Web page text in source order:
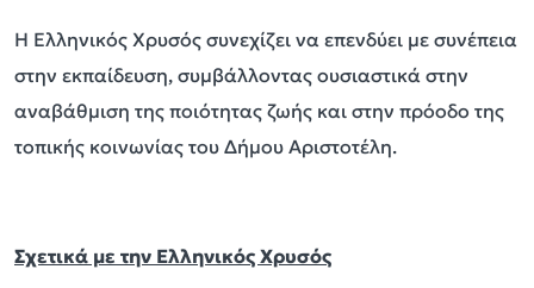
Η Ελληνικός Χρυσός συνεχίζει να επενδύει με συνέπεια
στην εκπαίδευση, συμβάλλοντας ουσιαστικά στην
αναβάθμιση της ποιότητας ζωής και στην πρόοδο της
τοπικής κοινωνίας του Δήμου Αριστοτέλη.
Σχετικά με την Ελληνικός Χρυσός